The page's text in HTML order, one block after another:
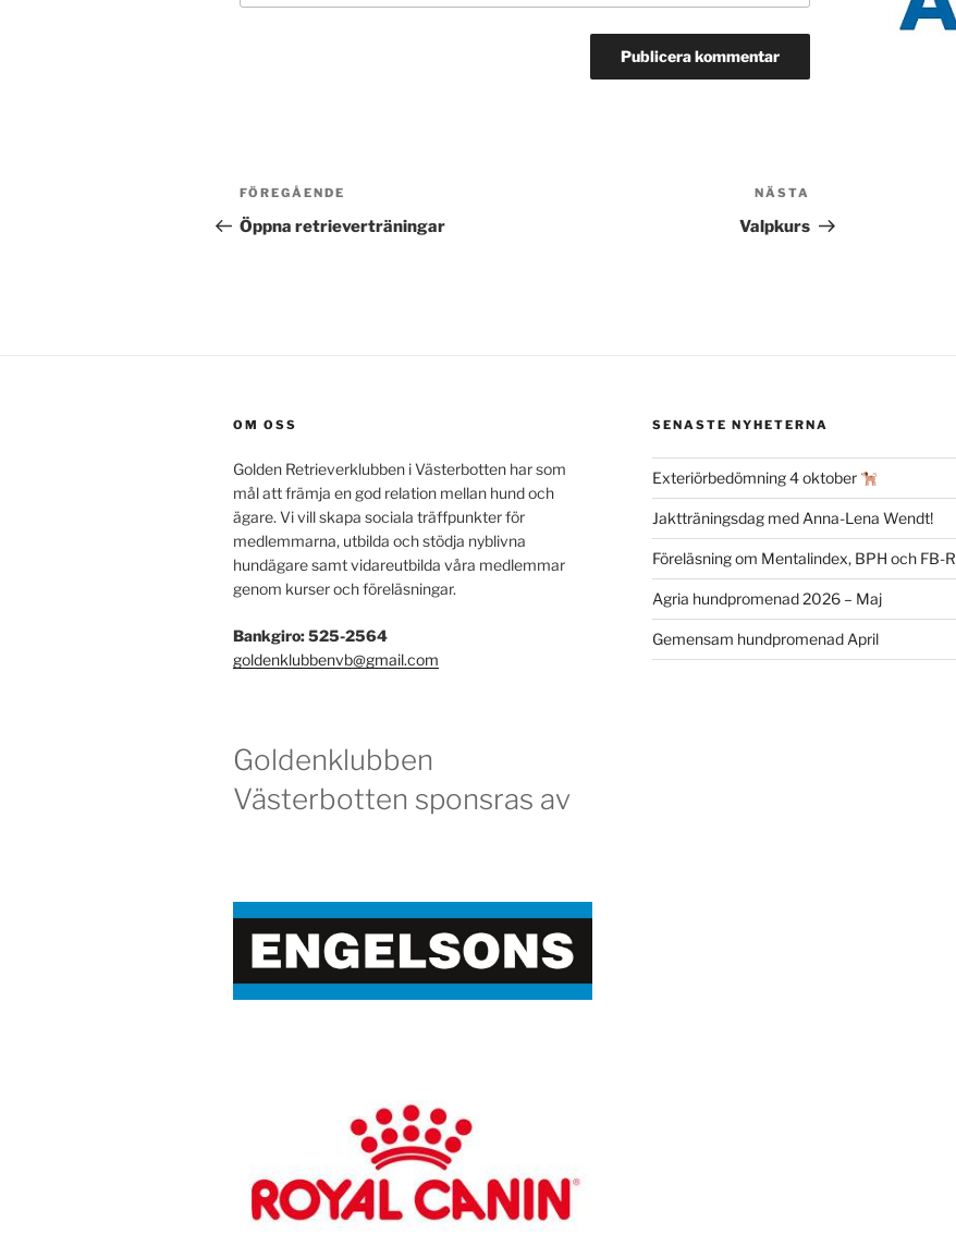
Inläggsnavigering
Föregående
inlägg
FÖREGÅENDE
Öppna retrieverträningar
inlägg
NÄSTA
Valpkurs
OM OSS
Golden Retrieverklubben i Västerbotten har som
mål att främja en god relation mellan hund och
ägare. Vi vill skapa sociala träffpunkter för
medlemmarna, utbilda och stödja nyblivna
hundägare samt vidareutbilda våra medlemmar
genom kurser och föreläsningar.
Bankgiro: 525-2564
goldenklubbenvb@gmail.com
Goldenklubben
Västerbotten sponsras av
SENASTE NYHETERNA
Exteriörbedömning 4 oktober
Jaktträningsdag med Anna-Lena Wendt!
Föreläsning om Mentalindex, BPH och FB-R
Agria hundpromenad 2026 – Maj
Gemensam hundpromenad April